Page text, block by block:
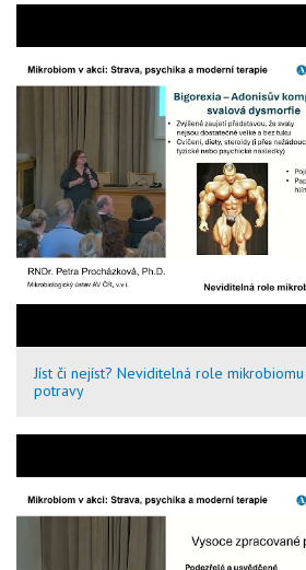
Jíst či nejíst? Neviditelná role
potravy